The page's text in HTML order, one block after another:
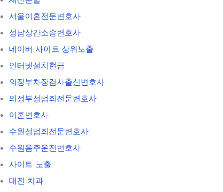
서울이혼전문변호사
성남상간소송변호사
네이버 사이트 상위노출
인터넷설치현금
의정부차장검사출신변호사
의정부성범죄전문변호사
이혼변호사
수원성범죄전문변호사
수원음주운전변호사
사이트 노출
대전 치과